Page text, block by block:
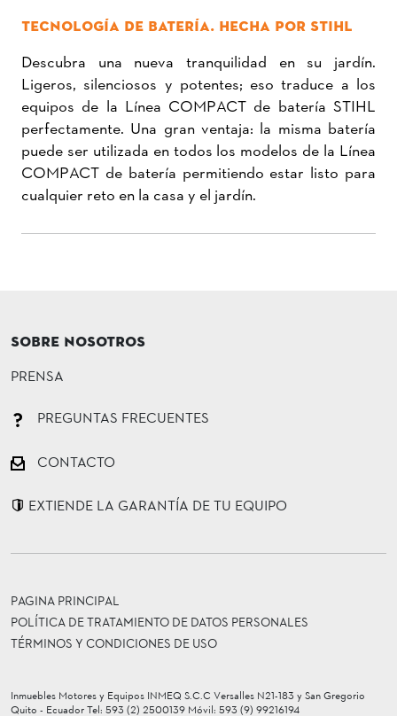
TECNOLOGÍA DE BATERÍA. HECHA POR STIHL
Descubra una nueva tranquilidad en su jardín.
Ligeros, silenciosos y potentes; eso traduce a los
equipos de la Línea COMPACT de batería STIHL
perfectamente. Una gran ventaja: la misma batería
puede ser utilizada en todos los modelos de la Línea
COMPACT de batería permitiendo estar listo para
cualquier reto en la casa y el jardín.
SOBRE NOSOTROS
PRENSA
PREGUNTAS FRECUENTES
CONTACTO
EXTIENDE LA GARANTÍA DE TU EQUIPO
PAGINA PRINCIPAL
POLÍTICA DE TRATAMIENTO DE DATOS PERSONALES
TÉRMINOS Y CONDICIONES DE USO
Inmuebles Motores y Equipos INMEQ S.C.C Versalles N21-183 y San Gregorio
Quito - Ecuador Tel: 593 (2) 2500139 Móvil: 593 (9) 99216194